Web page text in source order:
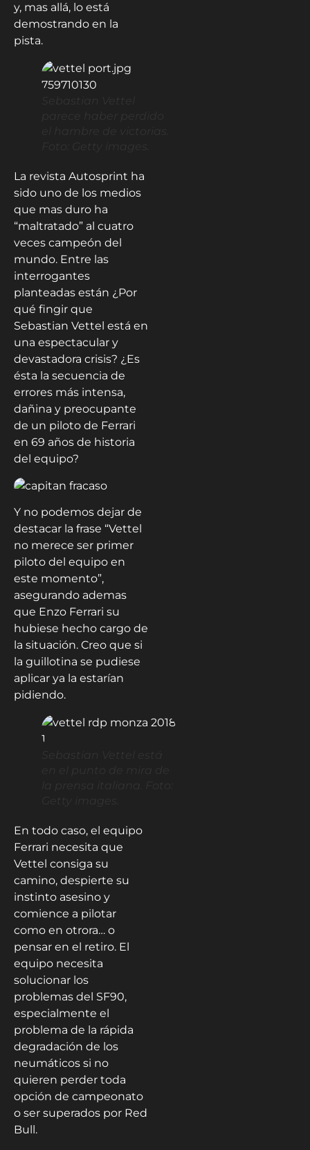
y, mas allá, lo está
demostrando en la
pista.
La revista Autosprint ha
sido uno de los medios
que mas duro ha
“maltratado” al cuatro
veces campeón del
mundo. Entre las
interrogantes
planteadas están ¿Por
qué fingir que
Sebastian Vettel está en
una espectacular y
devastadora crisis? ¿Es
ésta la secuencia de
errores más intensa,
dañina y preocupante
de un piloto de Ferrari
en 69 años de historia
del equipo?
Y no podemos dejar de
destacar la frase “Vettel
no merece ser primer
piloto del equipo en
este momento”,
asegurando ademas
que Enzo Ferrari su
hubiese hecho cargo de
la situación. Creo que si
la guillotina se pudiese
aplicar ya la estarían
pidiendo.
En todo caso, el equipo
Ferrari necesita que
Vettel consiga su
camino, despierte su
instinto asesino y
comience a pilotar
como en otrora… o
pensar en el retiro. El
equipo necesita
solucionar los
problemas del SF90,
especialmente el
problema de la rápida
degradación de los
neumáticos si no
quieren perder toda
opción de campeonato
o ser superados por Red
Bull.